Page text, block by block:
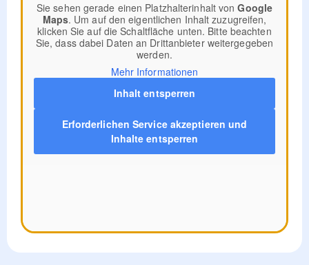
Sie sehen gerade einen Platzhalterinhalt vonGoogle
Maps. Um auf den eigentlichen Inhalt zuzugreifen,
klicken Sie auf die Schaltfläche unten. Bitte beachten
Sie, dass dabei Daten an Drittanbieter weitergegeben
werden.
Mehr Informationen
Inhalt entsperren
Erforderlichen Service akzeptieren und
Inhalte entsperren